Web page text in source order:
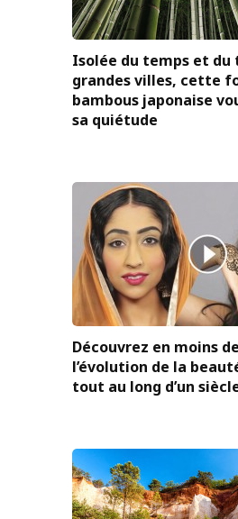
Isolée du temps et
grandes villes, cette
bambous japonaise
sa quiétude
Découvrez en moins
l’évolution de la
tout au long d’un